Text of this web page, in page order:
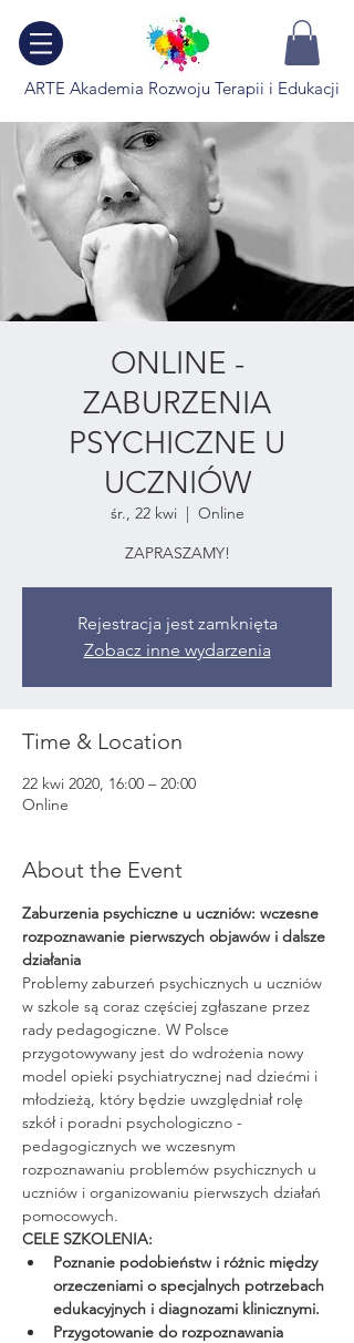
ARTE Akademia Rozwoju Terapii i Edukacji
ONLINE -
ZABURZENIA
PSYCHICZNE U
UCZNIÓW
śr., 22 kwi
  |
Online
ZAPRASZAMY!
Rejestracja jest zamknięta
Zobacz inne wydarzenia
Time & Location
22 kwi 2020, 16:00 – 20:00
Online
About the Event
Zaburzenia psychiczne u uczniów: wczesne
rozpoznawanie pierwszych objawów i dalsze
działania
Problemy zaburzeń psychicznych u uczniów
w szkole są coraz częściej zgłaszane przez
rady pedagogiczne. W Polsce
przygotowywany jest do wdrożenia nowy
model opieki psychiatrycznej nad dziećmi i
młodzieżą, który będzie uwzględniał rolę
szkół i poradni psychologiczno -
pedagogicznych we wczesnym
rozpoznawaniu problemów psychicznych u
uczniów i organizowaniu pierwszych działań
pomocowych.
CELE SZKOLENIA:
Poznanie podobieństw i różnic między
orzeczeniami o specjalnych potrzebach
edukacyjnych i diagnozami klinicznymi.
Przygotowanie do rozpoznawania